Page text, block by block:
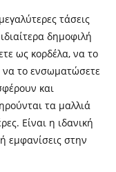
τάσεις
δημοφιλή
ως κορδέλα, να το
το ενσωματώσετε
και
τα μαλλιά
Είναι η ιδανική
εμφανίσεις στην